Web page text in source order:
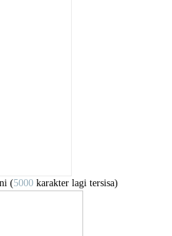
(5000karakter lagi tersisa)